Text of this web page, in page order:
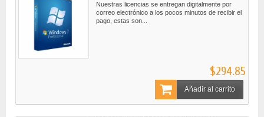
Nuestras licencias se entregan digitalmente por
correo electrónico a los pocos minutos de recibir el
pago, estas son...
$294.85
Añadir al carrito